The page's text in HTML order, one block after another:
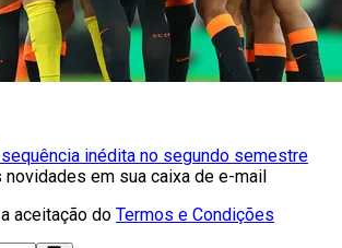
inédita no segundo semestre
novidades em sua caixa de e-mail
aceitação do Termos e Condições